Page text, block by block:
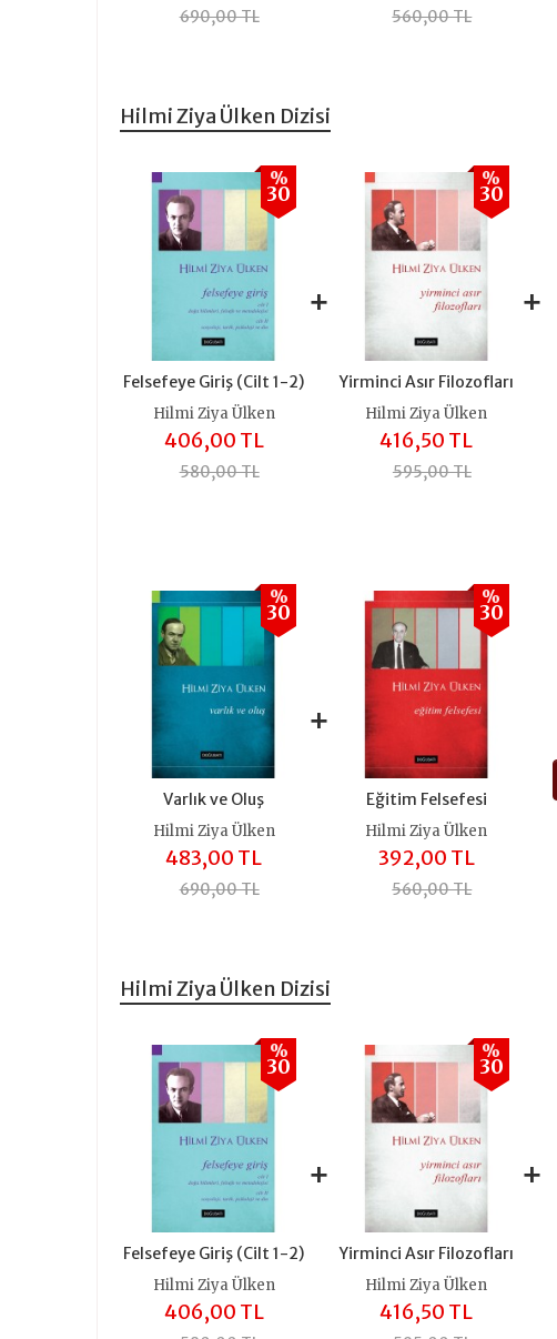
690,00 TL 560,00 TL
Hilmi Ziya Ülken Dizisi
Felsefeye Giriş (Cilt 1-2)
%
30
Hilmi Ziya Ülken
406,00 TL
580,00 TL
+
Yirminci Asır Filozofları
%
30
Hilmi Ziya Ülken
416,50 TL
595,00 TL
+
Varlık ve Oluş
%
30
Hilmi Ziya Ülken
483,00 TL
690,00 TL
+
Eğitim Felsefesi
%
30
Hilmi Ziya Ülken
392,00 TL
560,00 TL
Hilmi Ziya Ülken Dizisi
Felsefeye Giriş (Cilt 1-2)
%
30
Hilmi Ziya Ülken
406,00 TL
+
Yirminci Asır Filozofları
%
30
Hilmi Ziya Ülken
416,50 TL
+